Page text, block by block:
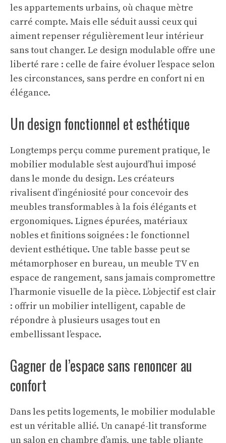
les appartements urbains, où chaque mètre
carré compte. Mais elle séduit aussi ceux qui
aiment repenser régulièrement leur intérieur
sans tout changer. Le design modulable offre une
liberté rare : celle de faire évoluer l’espace selon
les circonstances, sans perdre en confort ni en
élégance.
Un design fonctionnel et esthétique
Longtemps perçu comme purement pratique, le
mobilier modulable s’est aujourd’hui imposé
dans le monde du design. Les créateurs
rivalisent d’ingéniosité pour concevoir des
meubles transformables à la fois élégants et
ergonomiques. Lignes épurées, matériaux
nobles et finitions soignées : le fonctionnel
devient esthétique. Une table basse peut se
métamorphoser en bureau, un meuble TV en
espace de rangement, sans jamais compromettre
l’harmonie visuelle de la pièce. L’objectif est clair
: offrir un mobilier intelligent, capable de
répondre à plusieurs usages tout en
embellissant l’espace.
Gagner de l’espace sans renoncer au
confort
Dans les petits logements, le mobilier modulable
est un véritable allié. Un canapé-lit transforme
un salon en chambre d’amis, une table pliante